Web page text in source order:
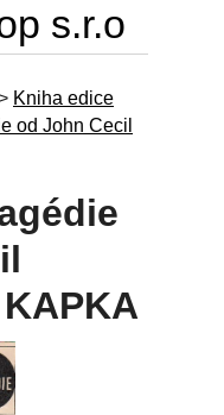
s.r.o
Kniha edice
od John Cecil